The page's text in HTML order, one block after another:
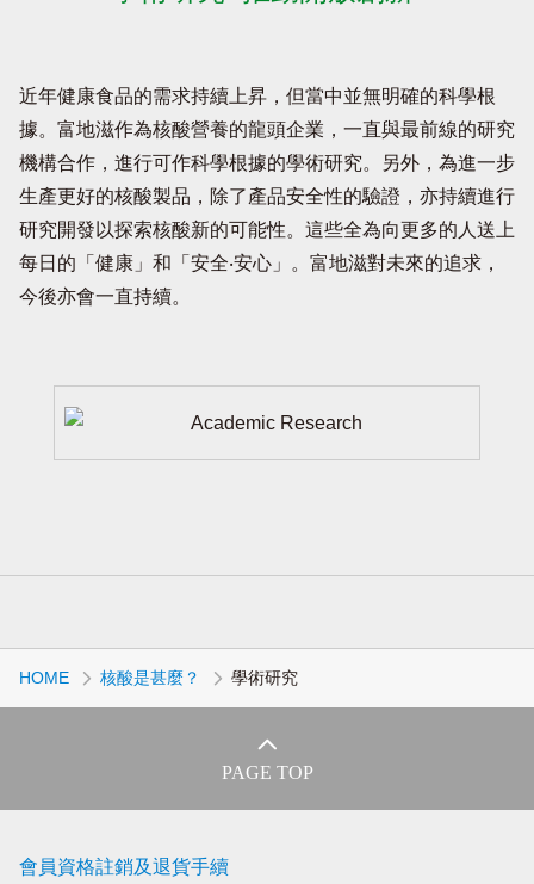
近年健康食品的需求持續上昇，但當中並無明確的科學根
據。富地滋作為核酸營養的龍頭企業，一直與最前線的研究
機構合作，進行可作科學根據的學術研究。另外，為進一步
生產更好的核酸製品，除了產品安全性的驗證，亦持續進行
研究開發以探索核酸新的可能性。這些全為向更多的人送上
每日的「健康」和「安全‧安心」。富地滋對未來的追求，
今後亦會一直持續。
HOME 核酸是甚麼？ 學術研究
PAGE TOP
會員資格註銷及退貨手續